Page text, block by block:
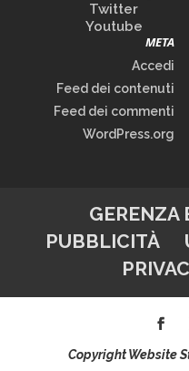
Twitter
Youtube
META
Accedi
Feed dei contenuti
Feed dei commenti
WordPress.org
GERENZA
PUBBLICITÀ
Copyright Website